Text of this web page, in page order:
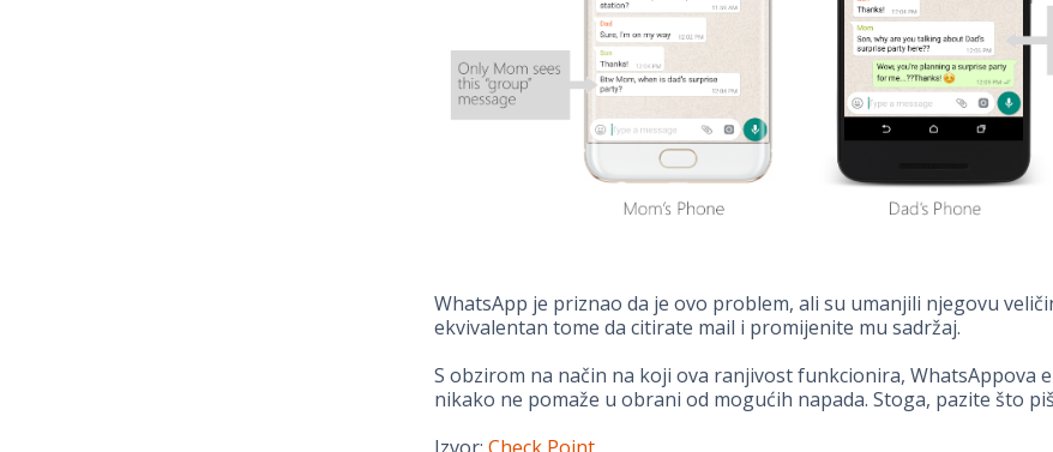
WhatsApp je priznao da je ovo problem, ali su umanjili njegovu
ekvivalentan tome da citirate mail i promijenite mu sadržaj.
S obzirom na način na koji ova ranjivost funkcionira, WhatsAppova
nikako ne pomaže u obrani od mogućih napada. Stoga, pazite što